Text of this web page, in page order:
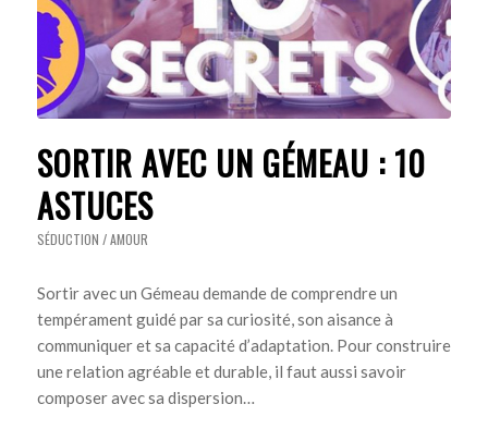
SORTIR AVEC UN GÉMEAU : 10
ASTUCES
SÉDUCTION / AMOUR
Sortir avec un Gémeau demande de comprendre un
tempérament guidé par sa curiosité, son aisance à
communiquer et sa capacité d’adaptation. Pour construire
une relation agréable et durable, il faut aussi savoir
composer avec sa dispersion…